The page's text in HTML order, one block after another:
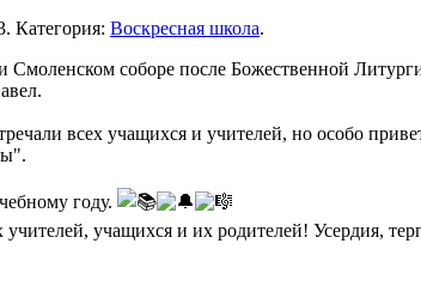
. Категория: Воскресная школа.
Смоленском соборе после Божественной
всех учащихся и учителей, но особо
году.
учителей, учащихся и их родителей! Усердия,